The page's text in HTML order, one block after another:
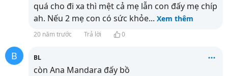
quá cho đi xa thì mệt cả mẹ lẫn con đấy mẹ chíp
ah. Nếu 2 mẹ con có sức khỏe... Xem thêm
20 năm trước Trả lời 0
B BL
còn Ana Mandara đấy bồ